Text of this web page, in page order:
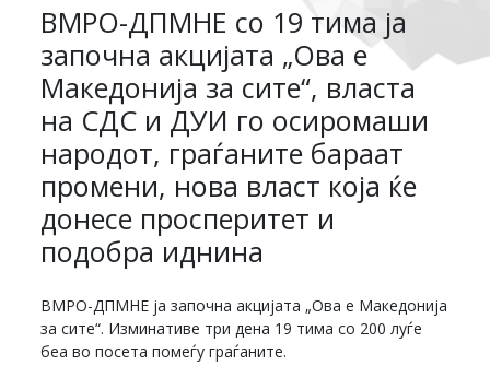
ВМРО-ДПМНЕ со 19 тима ја
започна акцијата „Ова е
Македонија за сите“, власта
на СДС и ДУИ го осиромаши
народот, граѓаните бараат
промени, нова власт која ќе
донесе просперитет и
подобра иднина
ВМРО-ДПМНЕ ја започна акцијата „Ова е Македонија
за сите“. Изминативе три дена 19 тима со 200 луѓе
беа во посета помеѓу граѓаните.